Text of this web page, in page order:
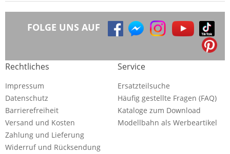
FOLGE UNS AUF
Rechtliches
Impressum
Datenschutz
Barrierefreiheit
Versand und Kosten
Zahlung und Lieferung
Widerruf und Rücksendung
Service
Ersatzteilsuche
Häufig gestellte Fragen (FAQ)
Kataloge zum Download
Modellbahn als Werbeartikel